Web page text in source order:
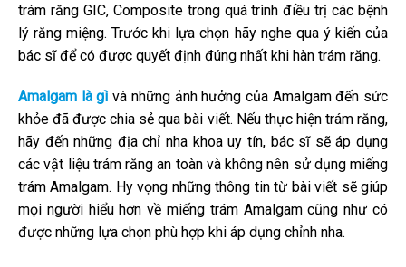
trám răng GIC, Composite trong quá trình điều trị các bệnh
lý răng miệng. Trước khi lựa chọn hãy nghe qua ý kiến của
bác sĩ để có được quyết định đúng nhất khi hàn trám răng.
Amalgam là gì và những ảnh hưởng của Amalgam đến sức
khỏe đã được chia sẻ qua bài viết. Nếu thực hiện trám răng,
hãy đến những địa chỉ nha khoa uy tín, bác sĩ sẽ áp dụng
các vật liệu trám răng an toàn và không nên sử dụng miếng
trám Amalgam. Hy vọng những thông tin từ bài viết sẽ giúp
mọi người hiểu hơn về miếng trám Amalgam cũng như có
được những lựa chọn phù hợp khi áp dụng chỉnh nha.